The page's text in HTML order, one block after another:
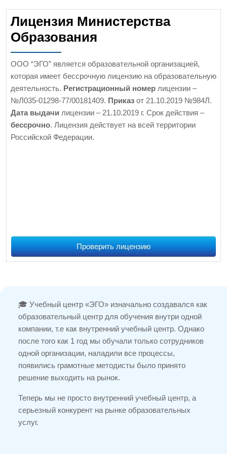
Лицензия Министерства
Образования
ООО “ЭГО” является образовательной организацией,
которая имеет бессрочную лицензию на образовательную
деятельность. Регистрационный номер лицензии –
№Л035-01298-77/00181409. Приказ от 21.10.2019 №984Л.
Дата выдачи лицензии – 21.10.2019 г. Срок действия –
бессрочно. Лицензия действует на всей территории
Российской Федерации.
Проверить лицензию
🎓 Учебный центр «ЭГО» изначально создавался как
образовательный центр для обучения внутри одной
компании, т.е как внутренний учебный центр. Однако
после того как 1 год мы обучали только сотрудников
одной организации, наладили все процессы,
появились грамотные методисты было принято
решение выходить на рынок.
Теперь мы не просто внутренний учебный центр, а
серьезный конкурент на рынке образовательных
услуг.